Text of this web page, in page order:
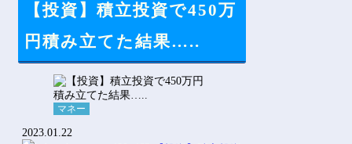
【投資】積立投資で450万
円積み立てた結果…..
マネー
2023.01.22